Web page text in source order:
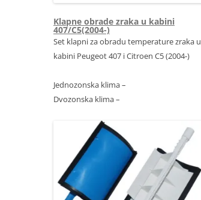
Klapne obrade zraka u kabini
407/C5(2004-)
Set klapni za obradu temperature zraka u
kabini Peugeot 407 i Citroen C5 (2004-)
Jednozonska klima –
Dvozonska klima –